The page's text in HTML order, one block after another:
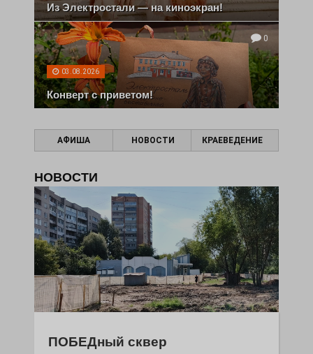
Из Электростали — на киноэкран!
0
03.08.2026
Конверт с приветом!
АФИША НОВОСТИ КРАЕВЕДЕНИЕ
НОВОСТИ
ПОБЕДный сквер